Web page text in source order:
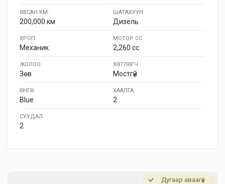
Дугаар аваагүй
ЯВСАН КМ:
200,000 км
ШАТАХУУН
Дизель
ХРОП
Механик
МОТОР СС
2,260 cc
ЖОЛОО
Зөв
ХӨТЛӨГЧ
Мостгүй
ӨНГӨ
Blue
ХААЛГА
2
СУУДАЛ
2